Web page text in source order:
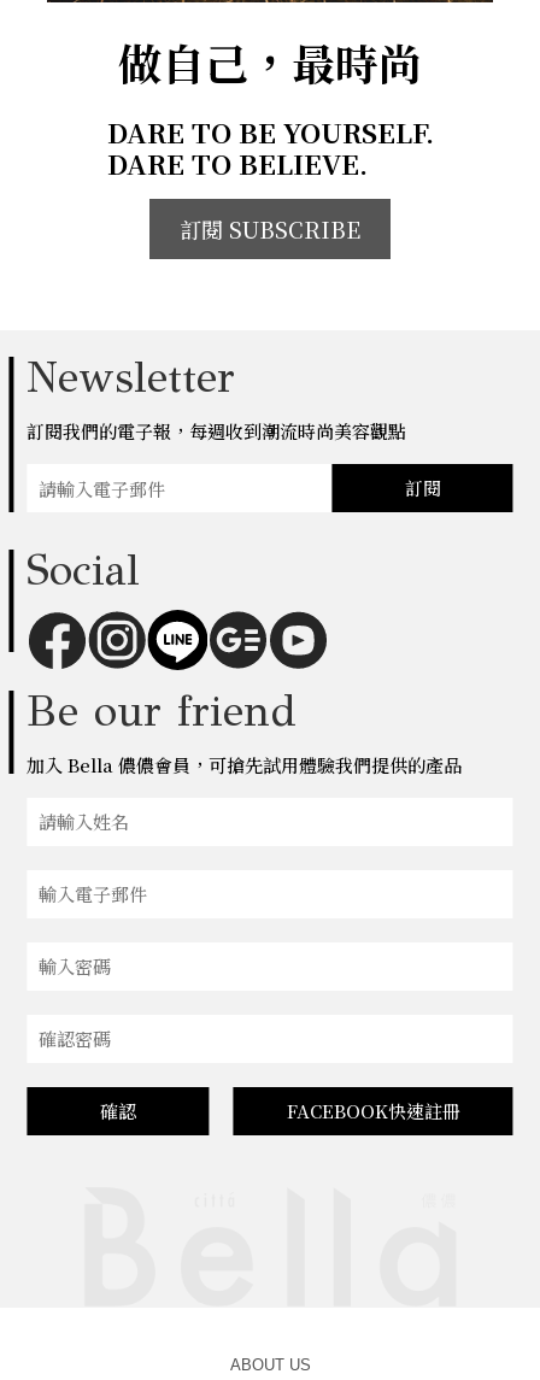
做自己，最時尚
DARE TO BE YOURSELF.
DARE TO BELIEVE.
訂閱 SUBSCRIBE
Newsletter
訂閱我們的電子報，每週收到潮流時尚美容觀點
訂閱
Social
Be our friend
加入 Bella 儂儂會員，可搶先試用體驗我們提供的產品
確認 FACEBOOK快速註冊
ABOUT US